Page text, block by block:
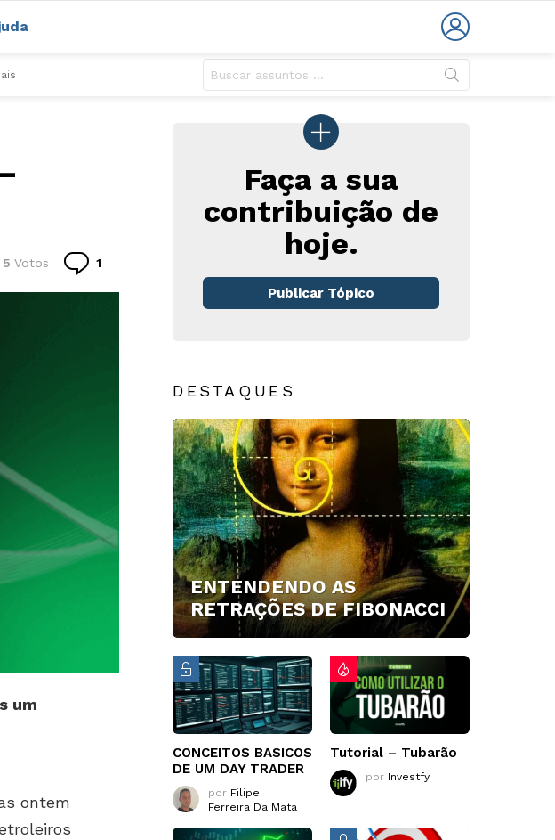
5 Votos 1
um
ontem
Faça a sua
contribuição de
hoje.
Publicar Tópico
DESTAQUES
ENTENDENDO AS
RETRAÇÕES DE FIBONACCI
CONCEITOS BASICOS
DE UM DAY TRADER
por Filipe
Ferreira Da Mata
Tutorial – Tubarão
por Investfy